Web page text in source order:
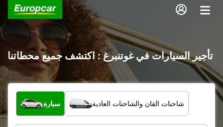
تأجير السيارات في غوتنبرغ : اكتشف جميع محطاتنا
ما نوع المركبة؟
سيارة شاحنات الفان والشاحنات العادية